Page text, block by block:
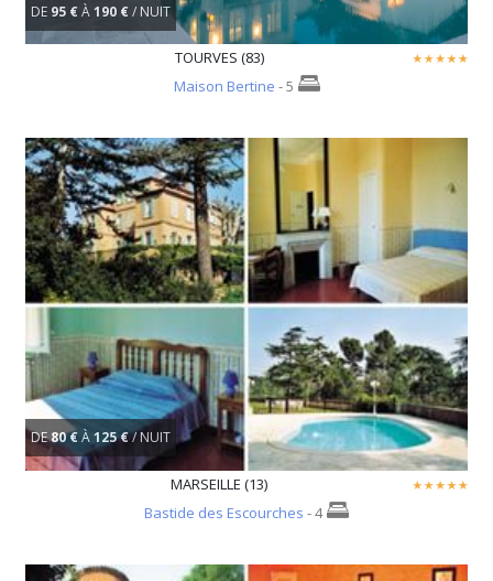
DE 95 €À190 €/ NUIT
TOURVES (83)
Maison Bertine - 5
DE80 €À125 €/ NUIT
MARSEILLE (13)
Bastide des Escourches - 4